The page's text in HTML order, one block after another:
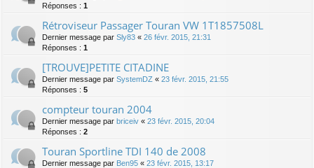
Réponses : 1
Rétroviseur Passager Touran VW 1T1857508L
Dernier message par Sly83 « 26 févr. 2015, 21:31
Réponses : 1
[TROUVE]PETITE CITADINE
Dernier message par SystemDZ « 23 févr. 2015, 21:55
Réponses : 5
compteur touran 2004
Dernier message par briceiv « 23 févr. 2015, 20:04
Réponses : 2
Touran Sportline TDI 140 de 2008
Dernier message par Ben95 « 23 févr. 2015, 13:17